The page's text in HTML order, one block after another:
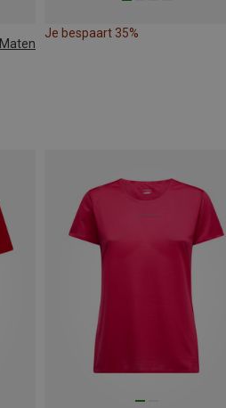
Maten
Je bespaart 35%